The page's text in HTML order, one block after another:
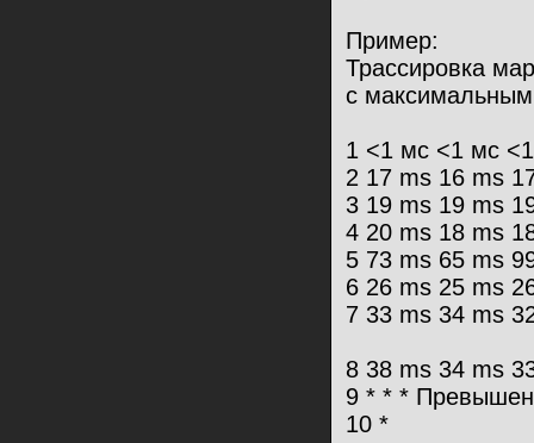
Пример:
Трассировка
с
1 <1 мс <1 мс
2 17 ms 16 ms
3 19 ms 19 ms
4 20 ms 18 ms
5 73 ms 65 ms
6 26 ms 25 ms
7 33 ms 34 ms
8 38 ms 34 ms
9 * * * Превышен
10 *